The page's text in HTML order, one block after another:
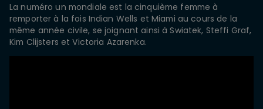
La numéro un mondiale est la cinquième femme à
remporter à la fois Indian Wells et Miami au cours de la
même année civile, se joignant ainsi à Swiatek, Steffi Graf,
Kim Clijsters et Victoria Azarenka.